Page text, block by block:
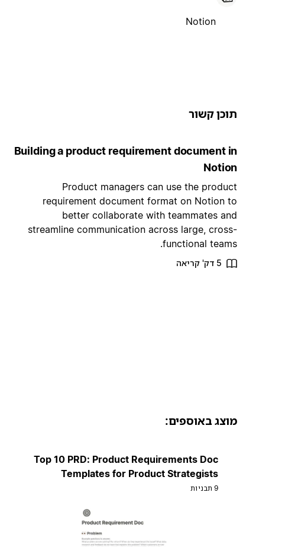
Notion
תוכן קשור
Building a product requirement document in
Notion
Product managers can use the product
requirement document format on Notion to
better collaborate with teammates and
streamline communication across large, cross-
functional teams.
5 דק' קריאה
מוצג באוספים:
Top 10 PRD: Product Requirements Doc
Templates for Product Strategists
9 תבניות